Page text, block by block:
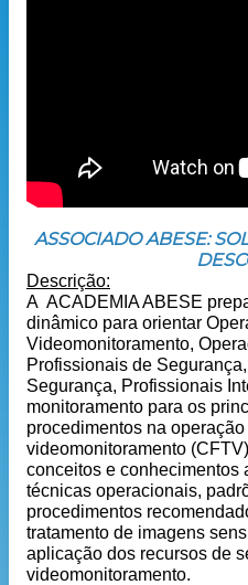
ASSOCIADO ABESE:
Descrição:
A ACADEMIA ABESE
dinâmico para orientar
Videomonitoramento,
Profissionais de
Segurança, Profissionais
monitoramento para os
procedimentos na
videomonitoramento
conceitos e conhecimentos
técnicas operacionais,
procedimentos
tratamento de imagens
aplicação dos recursos de
videomonitoramento.